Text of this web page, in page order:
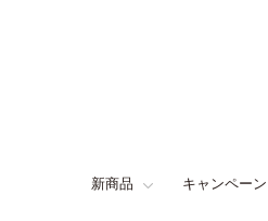
新商品 キャンペーン